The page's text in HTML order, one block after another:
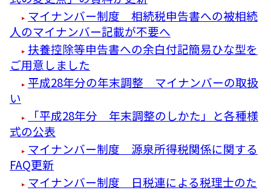
マイナンバー制度 相続税申告書への被相続
人のマイナンバー記載が不要へ
扶養控除等申告書への余白付記簡易ひな型を
ご用意しました
平成28年分の年末調整 マイナンバーの取扱
い
「平成28年分 年末調整のしかた」と各種様
式の公表
マイナンバー制度 源泉所得税関係に関する
FAQ更新
マイナンバー制度 日税連による税理士のた